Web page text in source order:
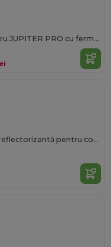
Combinezon de lucru JUPITER PRO cu fermoar dublu
Vestă de siguranță reflectorizantă pentru copii - Echipament cu vizibilitate ridicată